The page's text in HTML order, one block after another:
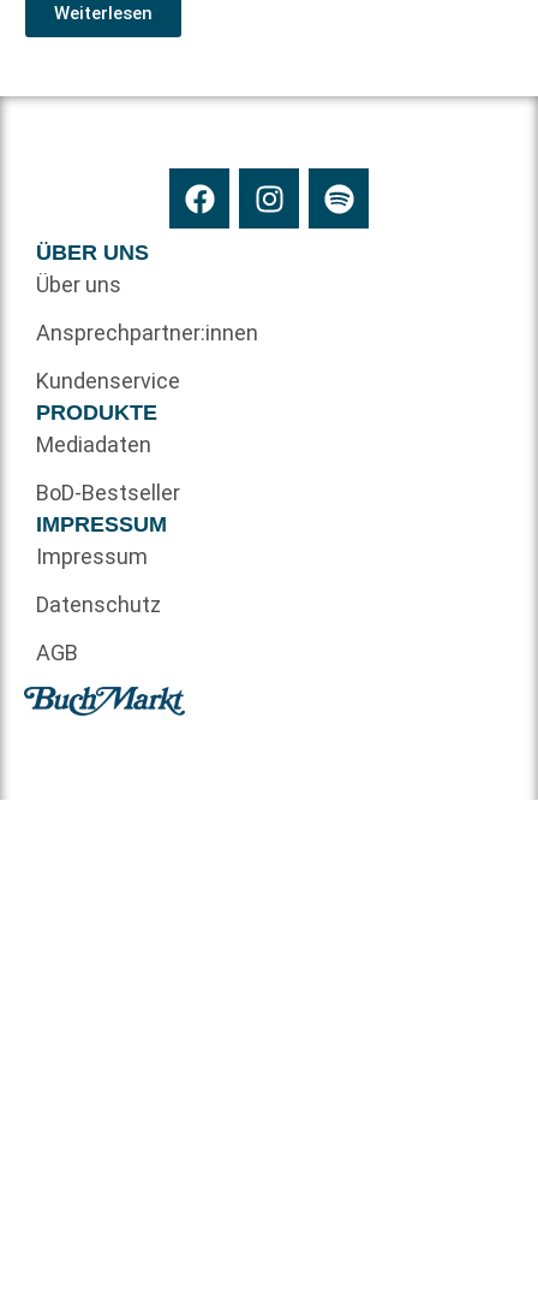
Weiterlesen
ÜBER UNS
Über uns
Ansprechpartner:innen
Kundenservice
PRODUKTE
Mediadaten
BoD-Bestseller
IMPRESSUM
Impressum
Datenschutz
AGB